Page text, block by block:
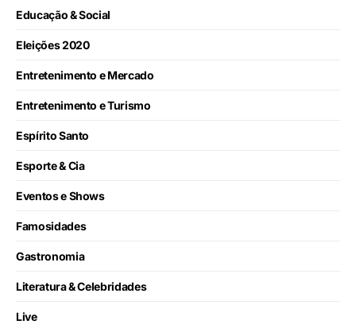
Educação & Social
Eleições 2020
Entretenimento e Mercado
Entretenimento e Turismo
Espírito Santo
Esporte & Cia
Eventos e Shows
Famosidades
Gastronomia
Literatura & Celebridades
Live